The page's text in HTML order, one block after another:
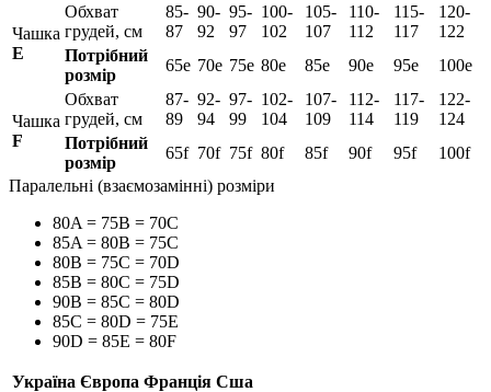
Чашка
E
Обхват
грудей, см
85-
87
90-
92
95-
97
100-
102
105-
107
110-
112
115-
117
120-
122
Потрібний
розмір
65e 70e 75e 80e 85e 90e 95e 100e
Чашка
F
Обхват
грудей, см
87-
89
92-
94
97-
99
102-
104
107-
109
112-
114
117-
119
122-
124
Потрібний
розмір
65f 70f 75f 80f 85f 90f 95f
100f
Паралельні (взаємозамінні) розміри
80A = 75B = 70C
85A = 80B = 75C
80B = 75C = 70D
85B = 80C = 75D
90B = 85C = 80D
85C = 80D = 75E
90D = 85E = 80F
Україна Європа Франція Сша